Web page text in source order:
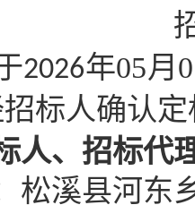
2026年05月
标人确认
人、招标代
松溪县河东